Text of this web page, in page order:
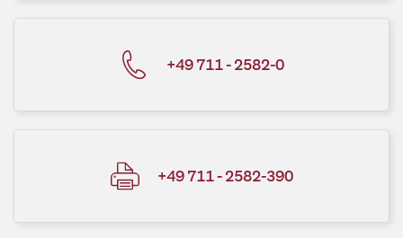
+49 711 - 2582-0
+49 711 - 2582-390